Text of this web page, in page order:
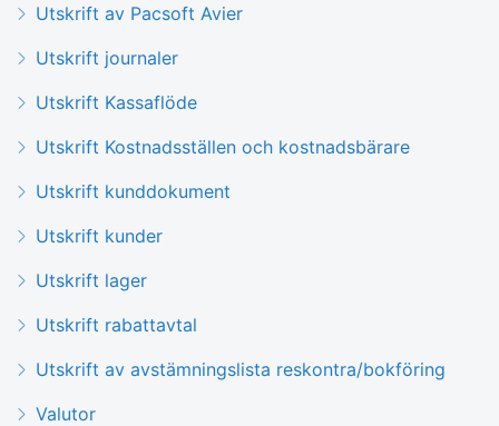
Utskrift av Pacsoft Avier
Utskrift journaler
Utskrift Kassaflöde
Utskrift Kostnadsställen och kostnadsbärare
Utskrift kunddokument
Utskrift kunder
Utskrift lager
Utskrift rabattavtal
Utskrift av avstämningslista reskontra/bokföring
Valutor